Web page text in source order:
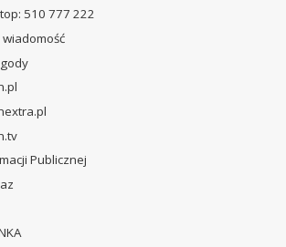
510 777 222
Publicznej